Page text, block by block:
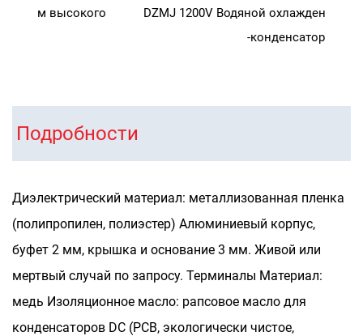
DZMJ 1200V Водяной охлаждение 5000UF Фильтр
Подробности
Диэлектрический материал: металлизованная пленка
(полипропилен, полиэстер) Алюминиевый корпус,
буфет 2 мм, крышка и основание 3 мм. Живой или
мертвый случай по запросу. Терминалы Материал:
медь Изоляционное масло: рапсовое масло для
конденсаторов DC (PCB, экологически чистое,